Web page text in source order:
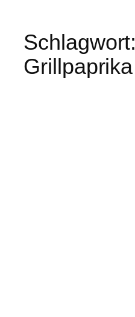
Schlagwort:
Grillpaprika